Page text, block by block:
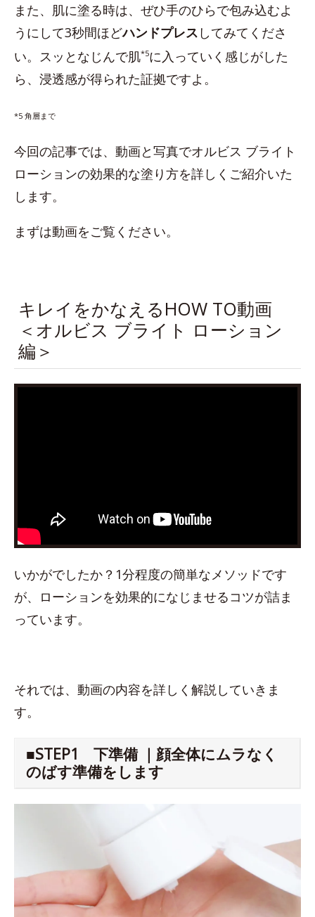
また、肌に塗る時は、ぜひ手のひらで包み込むよ
うにして3秒間ほどハンドプレス してみてくださ
い。スッとなじんで肌*5に入っていく感じがした
ら、浸透感が得られた証拠ですよ。
*5 角層まで
今回の記事では、動画と写真でオルビス ブライト
ローションの効果的な塗り方を詳しくご紹介いた
します。
まずは動画をご覧ください。
キレイをかなえるHOW TO動画
＜オルビス ブライト ローション
編＞
いかがでしたか？1分程度の簡単なメソッドです
が、ローションを効果的になじませるコツが詰ま
っています。
それでは、動画の内容を詳しく解説していきま
す。
■STEP1 下準備 ｜顔全体にムラなく
のばす準備をします